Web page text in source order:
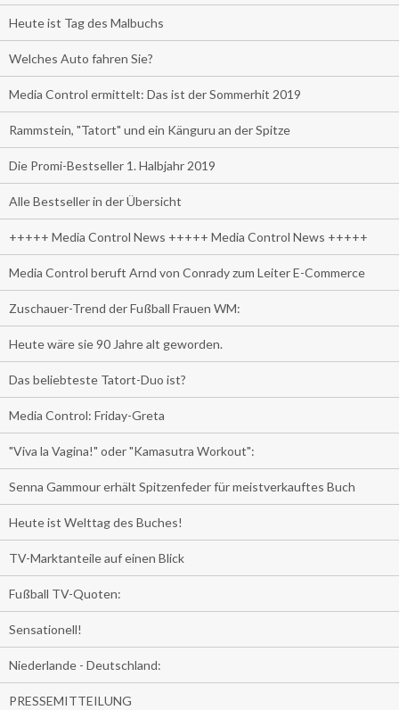
Heute ist Tag des Malbuchs
Welches Auto fahren Sie?
Media Control ermittelt: Das ist der Sommerhit 2019
Rammstein, "Tatort" und ein Känguru an der Spitze
Die Promi-Bestseller 1. Halbjahr 2019
Alle Bestseller in der Übersicht
+++++ Media Control News +++++ Media Control News +++++
Media Control beruft Arnd von Conrady zum Leiter E-Commerce
Zuschauer-Trend der Fußball Frauen WM:
Heute wäre sie 90 Jahre alt geworden.
Das beliebteste Tatort-Duo ist?
Media Control: Friday-Greta
"Viva la Vagina!" oder "Kamasutra Workout":
Senna Gammour erhält Spitzenfeder für meistverkauftes Buch
Heute ist Welttag des Buches!
TV-Marktanteile auf einen Blick
Fußball TV-Quoten:
Sensationell!
Niederlande - Deutschland:
PRESSEMITTEILUNG